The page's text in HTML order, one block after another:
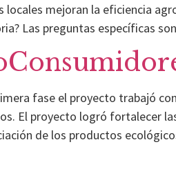
locales mejoran la eficiencia
Las preguntas específicas
fase el proyecto trabajó
El proyecto logró fortalecer
de los productos